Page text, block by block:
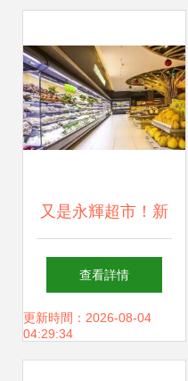
又是永輝超市！新
鮮蔬菜看似零售，
實則套路讓人暈圈
查看詳情
更新時間：2026-08-04
04:29:34